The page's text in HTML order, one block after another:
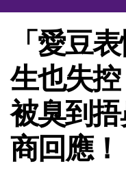
「愛豆
生也失
被臭到
商回應！